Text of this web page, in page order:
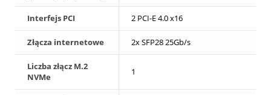
Interfejs PCI 2 PCI-E 4.0 x16
Złącza internetowe 2x SFP28 25Gb/s
Liczba złącz M.2
NVMe
1